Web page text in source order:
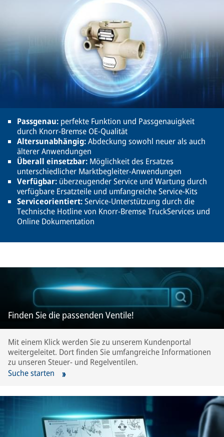
Passgenau: perfekte Funktion und Passgenauigkeit
durch Knorr-Bremse OE-Qualität
Altersunabhängig:Abdeckung sowohl neuer als auch
älterer Anwendungen
Überall einsetzbar: Möglichkeit des Ersatzes
unterschiedlicher Marktbegleiter-Anwendungen
Verfügbar: überzeugender Service und Wartung durch
verfügbare Ersatzteile und umfangreiche Service-Kits
Serviceorientiert:Service-Unterstützung durch die
Technische Hotline von Knorr-Bremse TruckServices und
Online Dokumentation
Finden Sie die passenden Ventile!
Mit einem Klick werden Sie zu unserem Kundenportal
weitergeleitet. Dort finden Sie umfangreiche Informationen
zu unseren Steuer- und Regelventilen.
Suche starten